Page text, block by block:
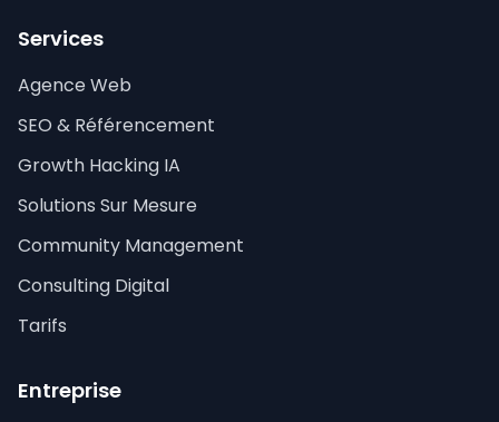
Services
Agence Web
SEO & Référencement
Growth Hacking IA
Solutions Sur Mesure
Community Management
Consulting Digital
Tarifs
Entreprise